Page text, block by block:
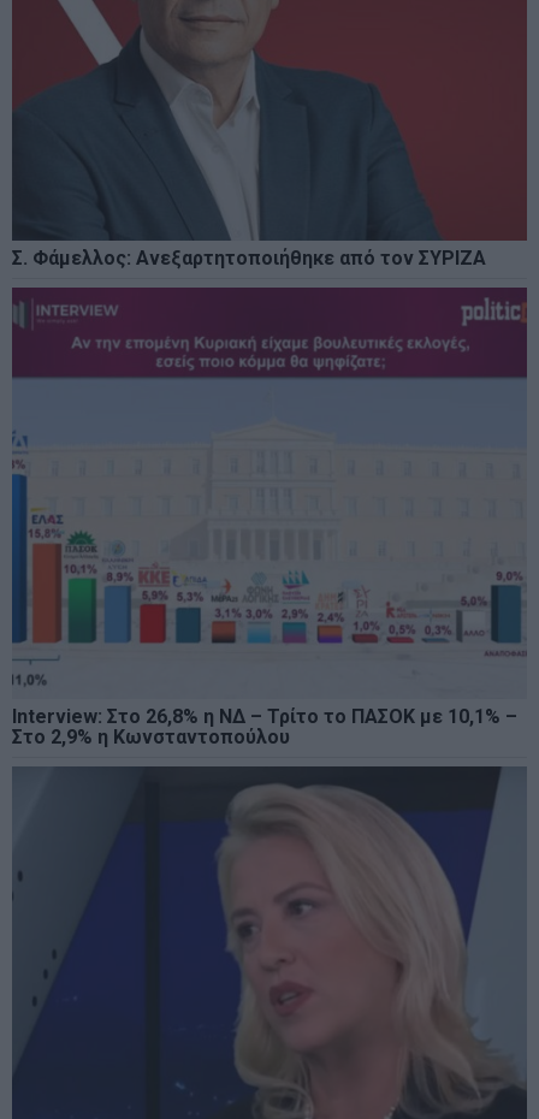
Σ. Φάμελλος: Ανεξαρτητοποιήθηκε από τον ΣΥΡΙΖΑ
Interview: Στο 26,8% η ΝΔ – Τρίτο το ΠΑΣΟΚ με 10,1% –
Στο 2,9% η Κωνσταντοπούλου